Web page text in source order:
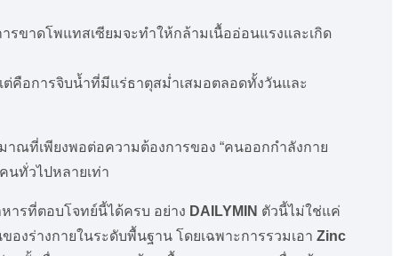
รขาดโพแทสเซียมจะทำให้กล้ามเนื้ออ่อนแรงและเกิด
คือการจิบน้ำที่มีแร่ธาตุสม่ำเสมอตลอดทั้งวันและ
ณที่เพียงพอต่อความต้องการของ “คนออกกำลังกาย
นทั่วไปหลายเท่า
ารที่ตอบโจทย์นี้ได้ครบ อย่าง DAILYMIN ตัวนี้ไม่ใช่แค่
งร่างกายในระดับพื้นฐาน โดยเฉพาะการรวมเอาZinc